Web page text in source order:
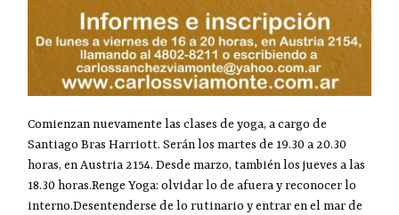
Comienzan nuevamente las clases de yoga, a cargo de
Santiago Bras Harriott. Serán los martes de 19.30 a 20.30
horas, en Austria 2154. Desde marzo, también los jueves a las
18.30 horas.Renge Yoga: olvidar lo de afuera y reconocer lo
interno.Desentenderse de lo rutinario y entrar en el mar de